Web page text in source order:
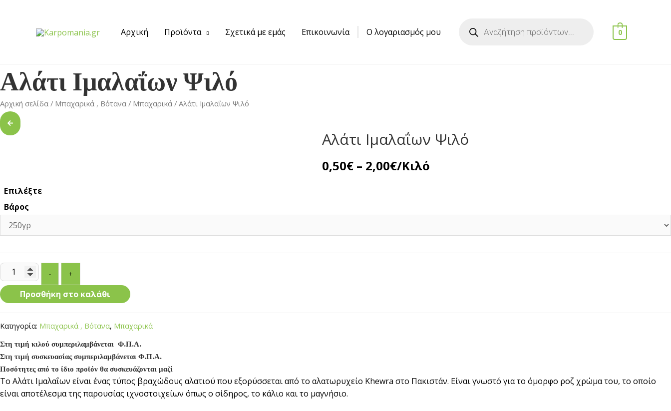
Αρχική Προϊόντα Σχετικά με εμάς Επικοινωνία Ο λογαριασμός μου search 0
Αλάτι Ιμαλαΐων Ψιλό
Αρχική σελίδα / Μπαχαρικά , Βότανα / Μπαχαρικά / Αλάτι Ιμαλαΐων Ψιλό
Αλάτι Ιμαλαΐων Ψιλό
0,50€ – 2,00€Price
2,00€
/Κιλό
Επιλέξτε
Βάρος
Ψιλό
ποσότητα
- +
Προσθήκη στο καλάθι
Κατηγορία: Μπαχαρικά , Βότανα, Μπαχαρικά
Στη τιμή κιλού συμπεριλαμβάνεται Φ.Π.Α.
Στη τιμή συσκευασίας συμπεριλαμβάνεται Φ.Π.Α.
Ποσότητες από το ίδιο προϊόν θα συσκευάζονται μαζί
Το Αλάτι Ιμαλαΐων είναι ένας τύπος βραχώδους αλατιού που εξορύσσεται από το αλατωρυχείο Khewra στο Πακιστάν. Είναι γνωστό για το όμορφο ροζ χρώμα του, το οποίο
είναι αποτέλεσμα της παρουσίας ιχνοστοιχείων όπως ο σίδηρος, το κάλιο και το μαγνήσιο.